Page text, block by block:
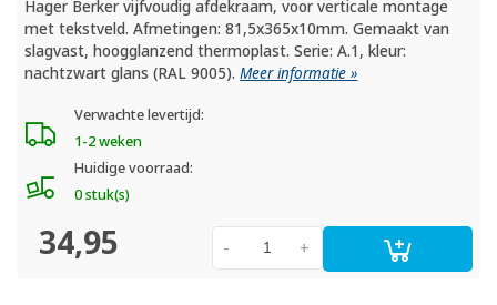
Hager Berker vijfvoudig afdekraam, voor verticale montage
met tekstveld. Afmetingen: 81,5x365x10mm. Gemaakt van
slagvast, hoogglanzend thermoplast. Serie: A.1, kleur:
nachtzwart glans (RAL 9005).Meer informatie »
Verwachte levertijd:
1-2 weken
Huidige voorraad:
0 stuk(s)
34,95 +
-